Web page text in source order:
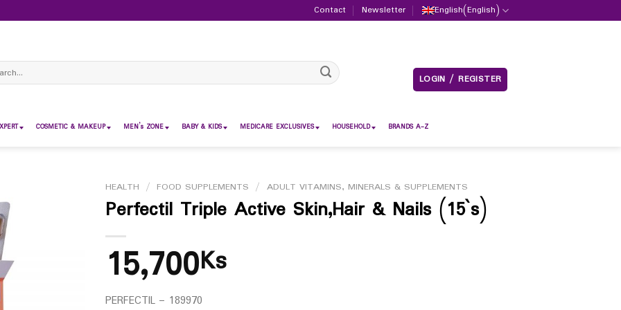
Contact Newsletter English(English)
LOGIN / REGISTER
COSMETIC & MAKEUP MEN’s ZONE BABY & KIDS MEDICARE EXCLUSIVES HOUSEHOLD BRANDS A-Z
HEALTH / FOOD SUPPLEMENTS / ADULT VITAMINS, MINERALS & SUPPLEMENTS
Perfectil Triple Active Skin,Hair & Nails (15`s)
15,700Ks
PERFECTIL – 189970